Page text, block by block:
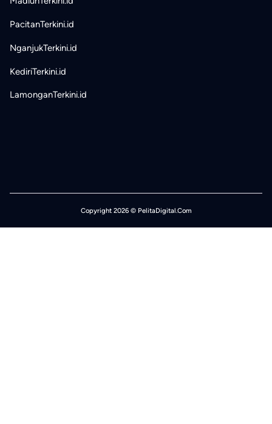
PacitanTerkini.id
NganjukTerkini.id
KediriTerkini.id
LamonganTerkini.id
Copyright 2026 © PelitaDigital.Com